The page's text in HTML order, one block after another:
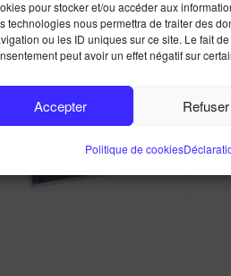
pour stocker et/ou accéder aux
technologies nous permettra de traiter des
ou les ID uniques sur ce site. Le fait
peut avoir un effet négatif sur
Accepter Refuser
Politique de cookies